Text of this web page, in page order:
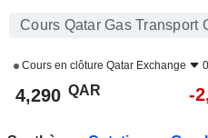
Cours Qatar Gas Transport
Cours en clôture Qatar Exchange
4,290 QAR -